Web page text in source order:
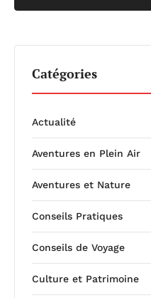
Catégories
Actualité
Aventures en Plein Air
Aventures et Nature
Conseils Pratiques
Conseils de Voyage
Culture et Patrimoine